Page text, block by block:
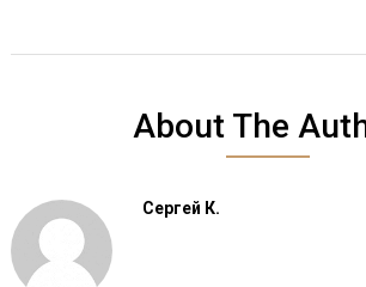
About The
Сергей К.